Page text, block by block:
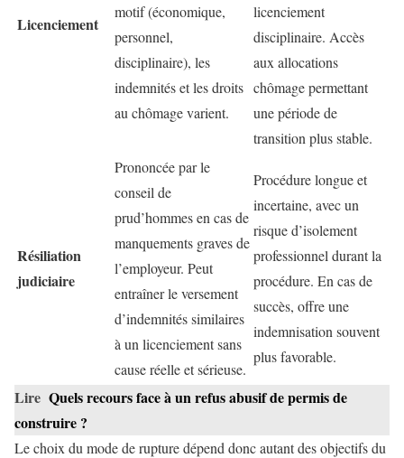
Licenciement
motif (économique,
personnel,
disciplinaire), les
indemnités et les droits
au chômage varient.
licenciement
disciplinaire. Accès
aux allocations
chômage permettant
une période de
transition plus stable.
Résiliation
judiciaire
Prononcée par le
conseil de
prud’hommes en cas de
manquements graves de
l’employeur. Peut
entraîner le versement
d’indemnités similaires
à un licenciement sans
cause réelle et sérieuse.
Procédure longue et
incertaine, avec un
risque d’isolement
professionnel durant la
procédure. En cas de
succès, offre une
indemnisation souvent
plus favorable.
Lire Quels recours face à un refus abusif de permis de
construire ?
Le choix du mode de rupture dépend donc autant des objectifs du